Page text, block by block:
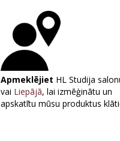
Apmeklējiet HL Studija
vai Liepājā, lai izmēģinātu un
apskatītu mūsu produktus